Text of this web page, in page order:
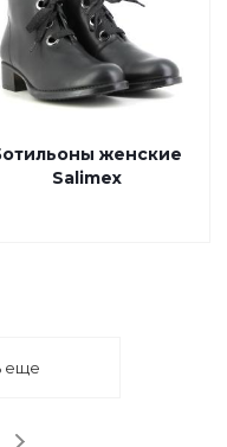
женские
Salimex
еще